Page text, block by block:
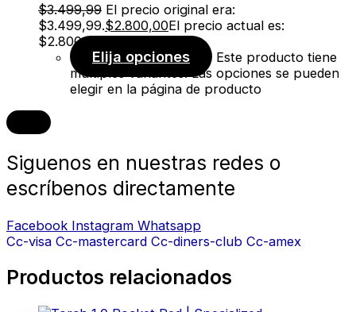
$3.499,99 El precio original era:
$3.499,99.$2.800,00El precio actual es:
$2.800,00.
Elija opciones
Este producto tiene
múltiples variantes. Las opciones se pueden
elegir en la página de producto
Siguenos en nuestras redes o
escríbenos directamente
Facebook Instagram Whatsapp
Cc-visa Cc-mastercard Cc-diners-club Cc-amex
Productos relacionados